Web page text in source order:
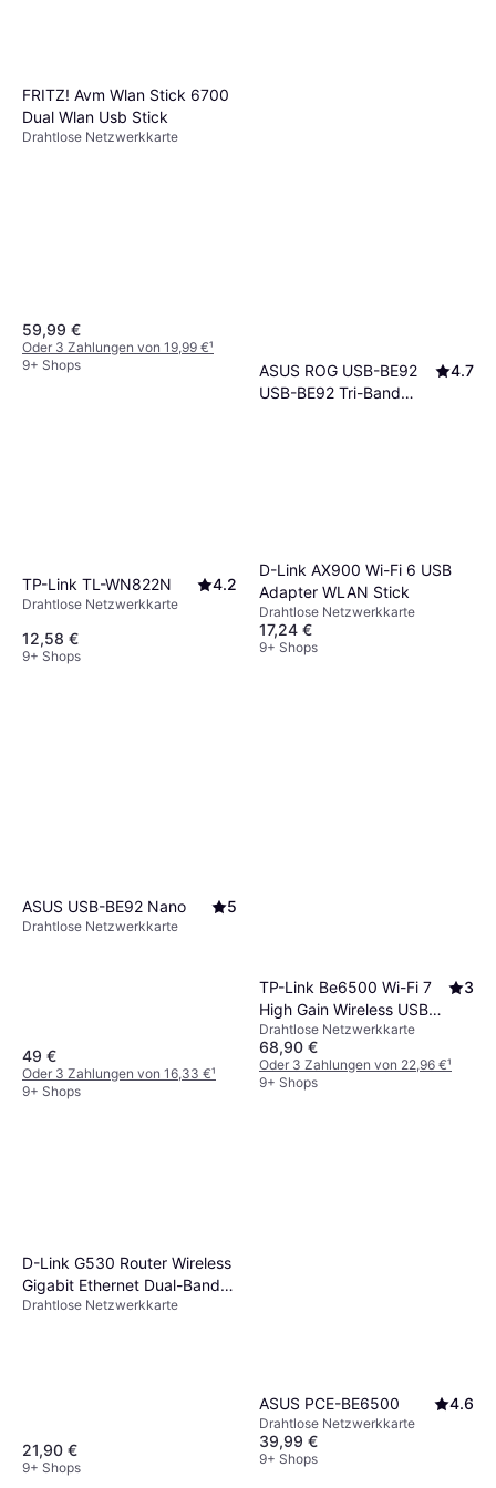
FRITZ! Avm Wlan Stick 6700
Dual Wlan Usb Stick
Drahtlose Netzwerkkarte
59,99 €
Oder 3 Zahlungen von 19,99 €¹
9+ Shops
ASUS ROG USB-BE92
USB-BE92 Tri-Band
4.7
TP-Link TL-WN822N 4.2
Drahtlose Netzwerkkarte
12,58 €
9+ Shops
D-Link AX900 Wi-Fi 6 USB
Adapter WLAN Stick
Drahtlose Netzwerkkarte
17,24 €
9+ Shops
ASUS USB-BE92 Nano 5
Drahtlose Netzwerkkarte
49 €
Oder 3 Zahlungen von 16,33 €¹
9+ Shops
TP-Link Be6500 Wi-Fi 7
High Gain Wireless USB
Adapter
3
Drahtlose Netzwerkkarte
68,90 €
Oder 3 Zahlungen von 22,96 €¹
9+ Shops
D-Link G530 Router Wireless
Gigabit Ethernet Dual-Band
2.4 GHz/5 GHz 5G Bianco
Drahtlose Netzwerkkarte
21,90 €
9+ Shops
ASUS PCE-BE6500 4.6
Drahtlose Netzwerkkarte
39,99 €
9+ Shops